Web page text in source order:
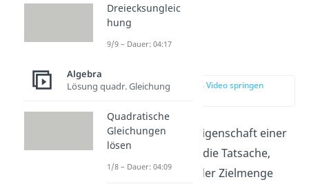
zur Stelle im Video springen
DieInjektivität
als Eigenschaft einer
Funktion beschreibt die Tatsache,
dass jedes Element der Zielmenge
Dreiecksungleic
hung
9/9 – Dauer: 04:17
Algebra
Lösung quadr. Gleichung
Quadratische
Gleichungen
lösen
1/8 – Dauer: 04:09